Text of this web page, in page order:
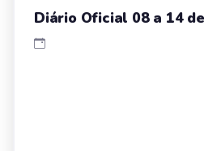
Diário Oficial 08 a 14